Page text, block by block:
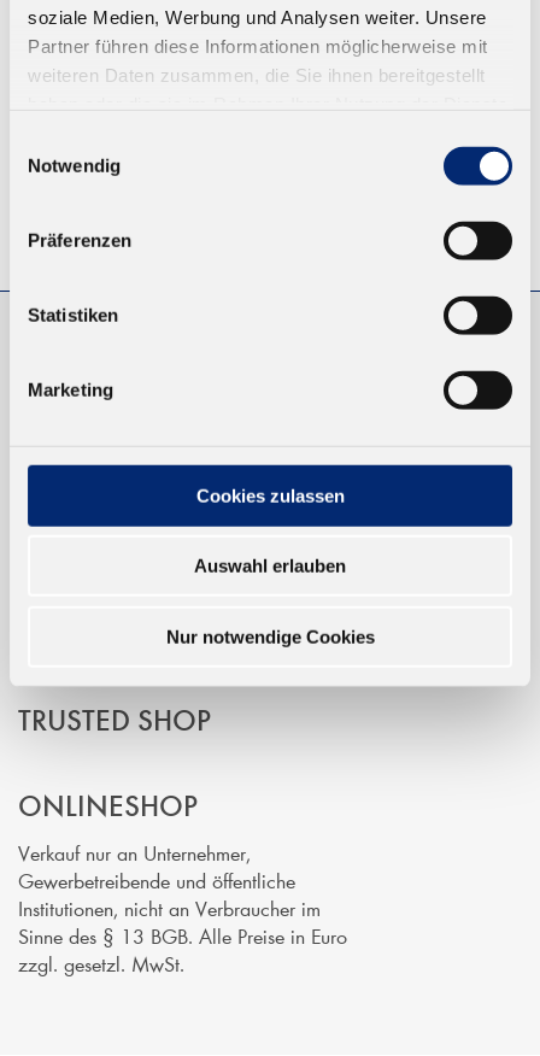
soziale Medien, Werbung und Analysen weiter. Unsere
Partner führen diese Informationen möglicherweise mit
weiteren Daten zusammen, die Sie ihnen bereitgestellt
Notwendig
Präferenzen
Statistiken
Marketing
Cookies zulassen
Auswahl erlauben
Nur notwendige Cookies
ZUM WARENKORB
© KLEIBERIT SE & CO. KG, Max-Becker-Str. 4, 76356 Weingarten,
NEUKUNDEN
EINFACH BEZAHLEN
TRUSTED SHOP
ONLINESHOP
Verkauf nur an Unternehmer,
Gewerbetreibende und öffentliche
Institutionen, nicht an Verbraucher im
Sinne des § 13 BGB. Alle Preise in Euro
zzgl. gesetzl. MwSt.